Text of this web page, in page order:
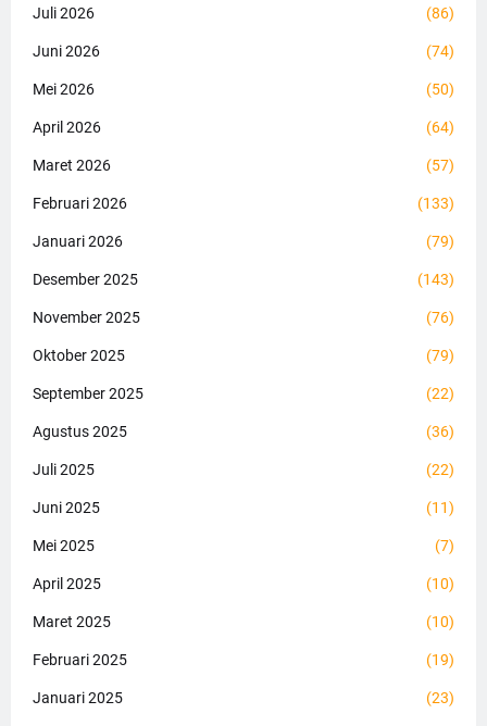
Juli 2026 (86)
Juni 2026 (74)
Mei 2026 (50)
April 2026 (64)
Maret 2026 (57)
Februari 2026 (133)
Januari 2026 (79)
Desember 2025 (143)
November 2025 (76)
Oktober 2025 (79)
September 2025 (22)
Agustus 2025 (36)
Juli 2025 (22)
Juni 2025 (11)
Mei 2025 (7)
April 2025 (10)
Maret 2025 (10)
Februari 2025 (19)
Januari 2025 (23)